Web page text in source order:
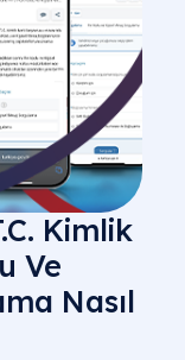
Kimlik
Ve
Nasıl